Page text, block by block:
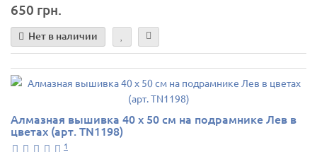
650 грн.
Нет в наличии
Алмазная вышивка 40 х 50 см на подрамнике Лев в
цветах (арт. TN1198)
1